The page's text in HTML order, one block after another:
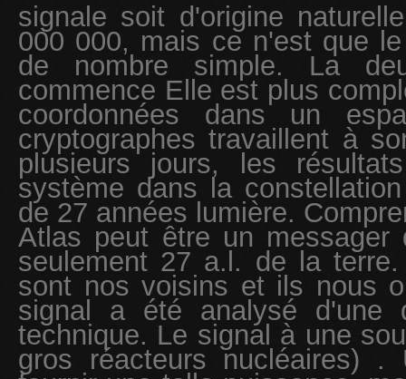
signale soit d'origine
000 000, mais ce n'est que
de nombre simple. La
commence Elle est plus
coordonnées dans un
cryptographes travaillent à
plusieurs jours, les
système dans la
de 27 années lumière.
Atlas peut être un messager
seulement 27 a.l. de la
sont nos voisins et ils nous
signal a été analysé d'une
technique. Le signal à une
gros réacteurs nucléaires)